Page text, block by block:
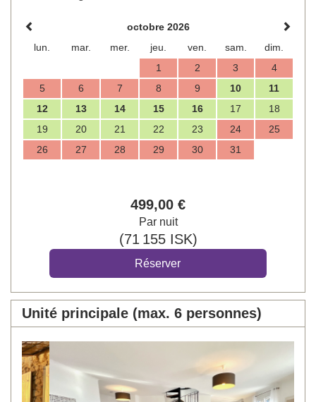
octobre 2026
lun.
mar. mer. jeu. ven. sam.
dim.
1
2 3
4
5
6 7 8 9 10
11
12
13 14 15 16 17
18
19
20 21 22 23 24
25
26
27 28 29 30 31
499,00 €
Par nuit
(71 155ISK)
Unité principale (max. 6 personnes)
Previous